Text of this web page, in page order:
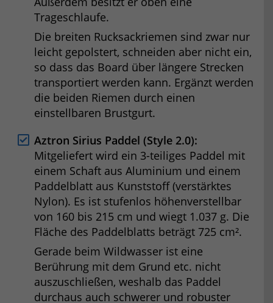
Trageschlaufe.
Die breiten Rucksackriemen sind zwar nur
leicht gepolstert, schneiden aber nicht ein,
so dass das Board über längere Strecken
transportiert werden kann. Ergänzt werden
die beiden Riemen durch einen
einstellbaren Brustgurt.
Aztron Sirius Paddel (Style 2.0):
Mitgeliefert wird ein 3-teiliges Paddel mit
einem Schaft aus Aluminium und einem
Paddelblatt aus Kunststoff (verstärktes
Nylon). Es ist stufenlos höhenverstellbar
von 160 bis 215 cm und wiegt 1.037 g. Die
Fläche des Paddelblatts beträgt 725 cm².
Gerade beim Wildwasser ist eine
Berührung mit dem Grund etc. nicht
auszuschließen, weshalb das Paddel
durchaus auch schwerer und robuster